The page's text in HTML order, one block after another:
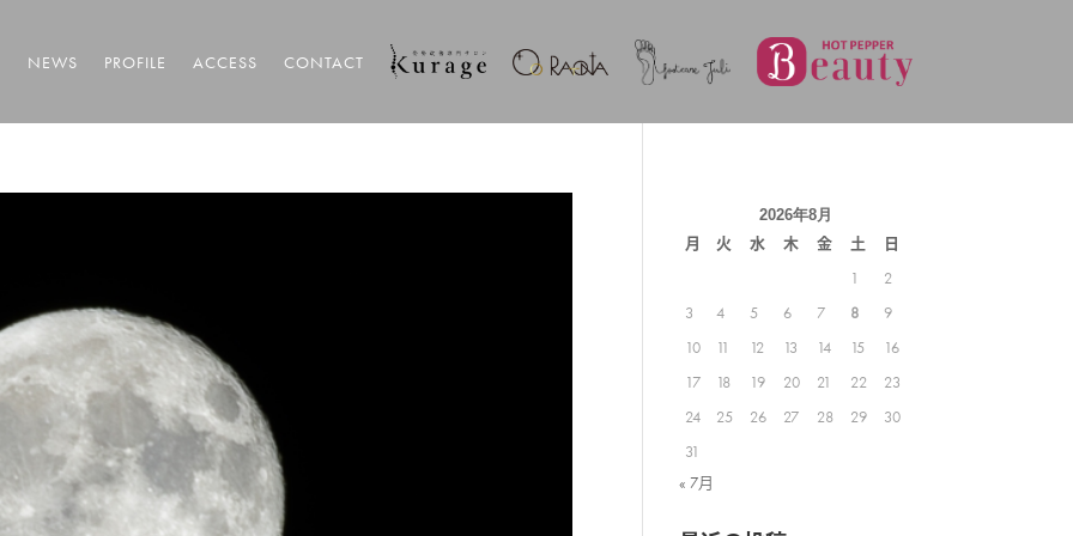
NEWS PROFILE ACCESS CONTACT
2026年8月
月 火 水 木 金 土
日
1
2
3
4 5 6 7 8
9
10
11 12 13 14 15
16
17
18 19 20 21 22
23
24
25 26 27 28 29
30
31
« 7月